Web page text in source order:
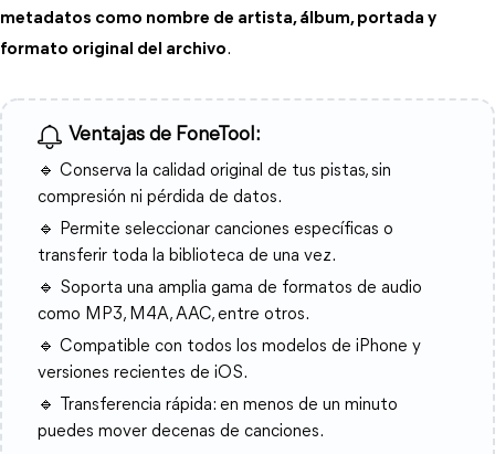
metadatos como nombre de artista, álbum, portada y
formato original del archivo.
Ventajas de FoneTool:
🔹 Conserva la calidad original de tus pistas, sin
compresión ni pérdida de datos.
🔹 Permite seleccionar canciones específicas o
transferir toda la biblioteca de una vez.
🔹 Soporta una amplia gama de formatos de audio
como MP3, M4A, AAC, entre otros.
🔹 Compatible con todos los modelos de iPhone y
versiones recientes de iOS.
🔹 Transferencia rápida: en menos de un minuto
puedes mover decenas de canciones.